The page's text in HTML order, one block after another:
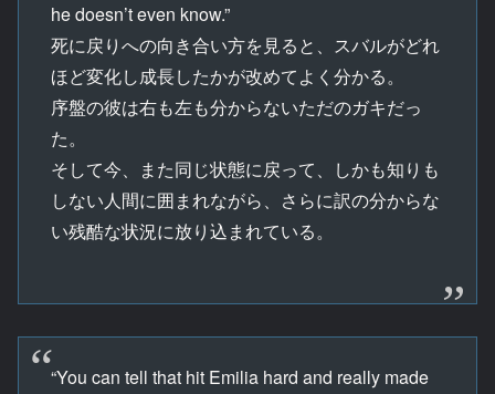
he doesn’t even know.”
死に戻りへの向き合い方を見ると、スバルがどれ
ほど変化し成長したかが改めてよく分かる。
序盤の彼は右も左も分からないただのガキだっ
た。
そして今、また同じ状態に戻って、しかも知りも
しない人間に囲まれながら、さらに訳の分からな
い残酷な状況に放り込まれている。
“You can tell that hit Emilia hard and really made